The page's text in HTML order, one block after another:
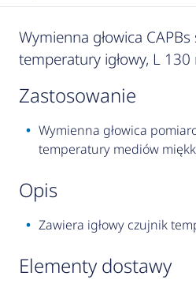
Wymienna głowica
temperatury igłowy, L
zastosowanie
Wymienna głowica
temperatury mediów
opis
Zawiera igłowy czujnik
elementy dostawy